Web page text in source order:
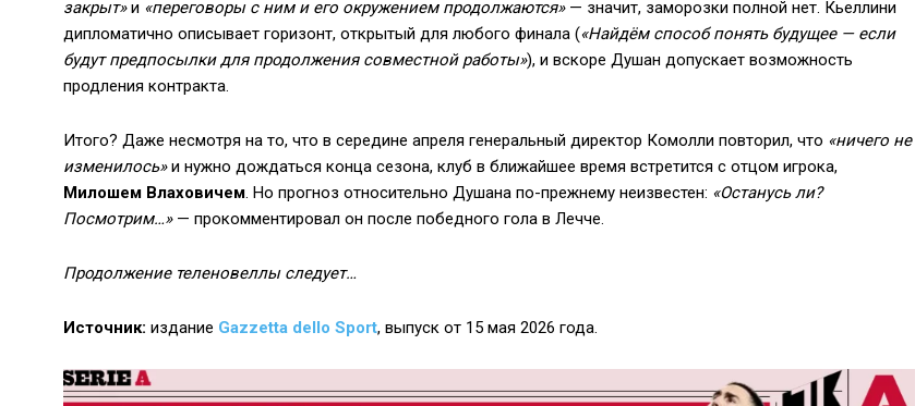
закрыт»и «переговоры с ним и его окружением продолжаются»— значит, заморозки полной нет. Кьеллини
дипломатично описывает горизонт, открытый для любого финала («Найдём способ понять будущее — если
будут предпосылки для продолжения совместной работы»), и вскоре Душан допускает возможность
продления контракта.
Итого? Даже несмотря на то, что в середине апреля генеральный директор Комолли повторил, что «ничего не
изменилось»и нужно дождаться конца сезона, клуб в ближайшее время встретится с отцом игрока,
Милошем Влаховичем. Но прогноз относительно Душана по-прежнему неизвестен: «Останусь ли?
Посмотрим…»— прокомментировал он после победного гола в Лечче.
Продолжение теленовеллы следует…
Источник: издание Gazzetta dello Sport, выпуск от 15 мая 2026 года.